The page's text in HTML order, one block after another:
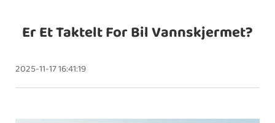
Er Et Taktelt For Bil Vannskjermet?
2025-11-17 16:41:19